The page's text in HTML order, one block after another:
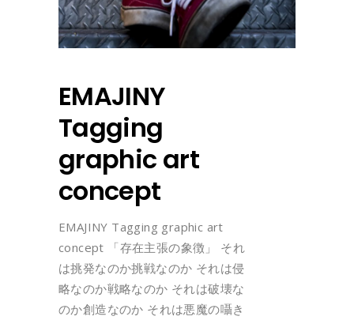
EMAJINY
Tagging
graphic art
concept
EMAJINY Tagging graphic art
concept 「存在主張の象徴」 それ
は挑発なのか挑戦なのか それは侵
略なのか戦略なのか それは破壊な
のか創造なのか それは悪魔の囁き